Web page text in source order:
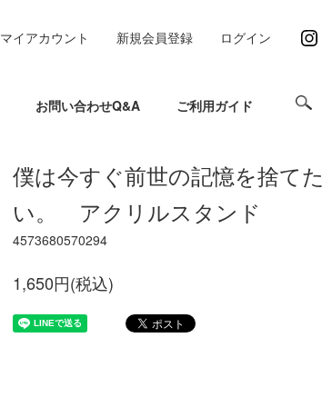
お問い合わせQ&A ご利用ガイド
マイアカウント 新規会員登録 ログイン
僕は今すぐ前世の記憶を捨てた
い。 アクリルスタンド
4573680570294
1,650円(税込)